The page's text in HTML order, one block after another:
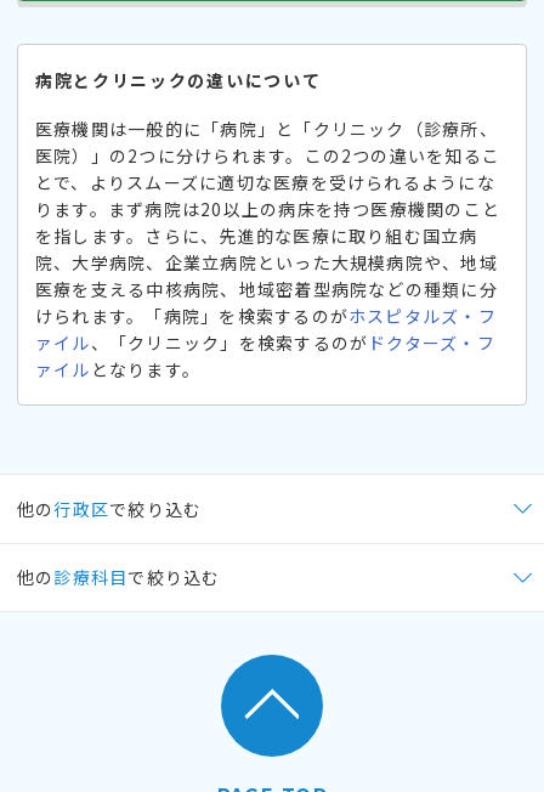
病院とクリニックの違いについて
医療機関は一般的に「病院」と「クリニック（診療所、
医院）」の2つに分けられます。この2つの違いを知るこ
とで、よりスムーズに適切な医療を受けられるようにな
ります。まず病院は20以上の病床を持つ医療機関のこと
を指します。さらに、先進的な医療に取り組む国立病
院、大学病院、企業立病院といった大規模病院や、地域
医療を支える中核病院、地域密着型病院などの種類に分
けられます。「病院」を検索するのがホスピタルズ・フ
ァイル、「クリニック」を検索するのが ドクターズ・フ
ァイル となります。
他の行政区で絞り込む
他の 診療科目で絞り込む